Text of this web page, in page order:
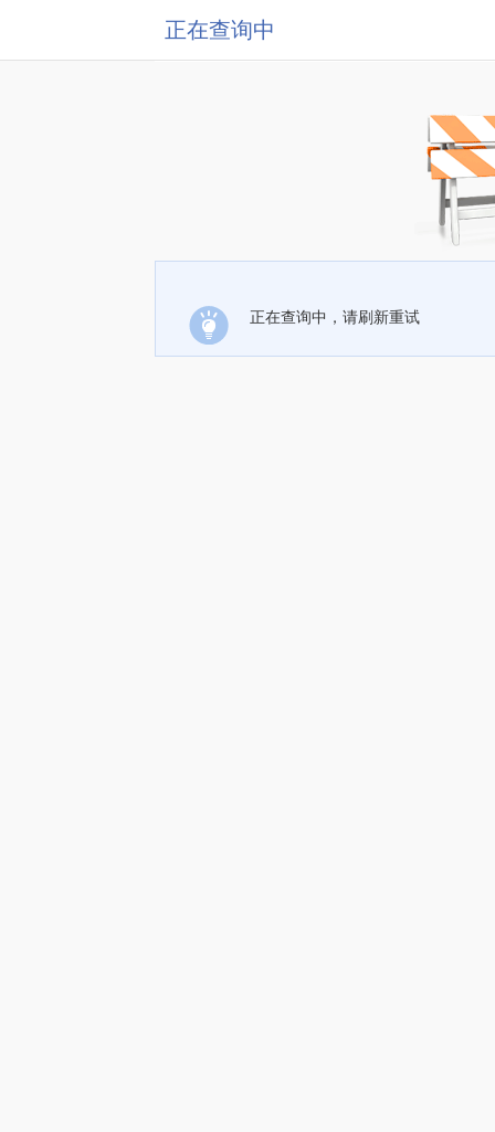
正在查询中
正在查询中，请刷新重试